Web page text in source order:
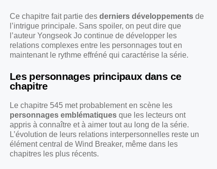
Ce chapitre fait partie des derniers développements de
l’intrigue principale. Sans spoiler, on peut dire que
l’auteur Yongseok Jo continue de développer les
relations complexes entre les personnages tout en
maintenant le rythme effréné qui caractérise la série.
Les personnages principaux dans ce
chapitre
Le chapitre 545 met probablement en scène les
personnages emblématiques que les lecteurs ont
appris à connaître et à aimer tout au long de la série.
L’évolution de leurs relations interpersonnelles reste un
élément central de Wind Breaker, même dans les
chapitres les plus récents.